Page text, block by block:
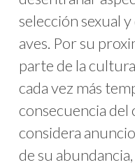
selección sexual
aves. Por su
parte de la
cada vez más
consecuencia del
considera
de su